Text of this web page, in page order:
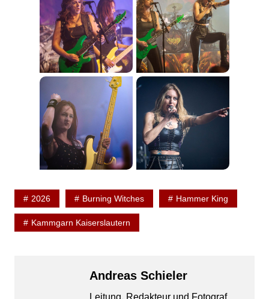
2026 Burning Witches Hammer King
Kammgarn Kaiserslautern
Andreas Schieler
Leitung, Redakteur und Fotograf